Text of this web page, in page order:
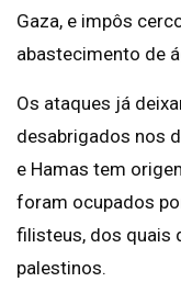
Gaza, e impôs
abastecimento de
Os ataques já
desabrigados nos
e Hamas tem
foram ocupados
filisteus, dos quais
palestinos.